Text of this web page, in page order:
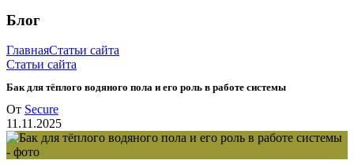
Блог
ГлавнаяСтатьи сайта
Статьи сайта
Бак для тёплого водяного пола и его роль в работе системы
От Secure
11.11.2025